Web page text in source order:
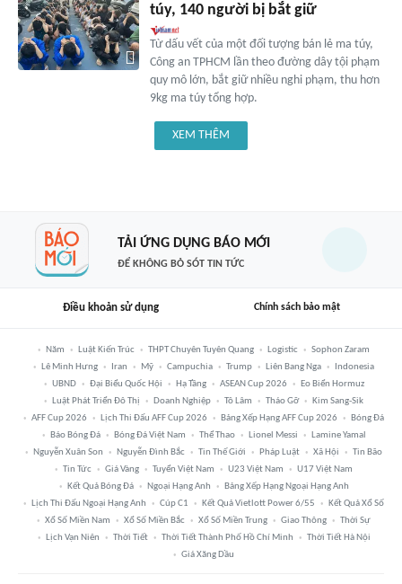
túy, 140 người bị bắt giữ
Từ dấu vết của một đối tượng bán lẻ ma túy,
Công an TPHCM lần theo đường dây tội phạm
quy mô lớn, bắt giữ nhiều nghi phạm, thu hơn
9kg ma túy tổng hợp.
XEM THÊM
TẢI ỨNG DỤNG BÁO MỚI
ĐỂ KHÔNG BỎ SÓT TIN TỨC
Điều khoản sử dụng Chính sách bảo mật
Năm Luật Kiến Trúc THPT Chuyên Tuyên Quang Logistic
Sophon Zaram
Lê Minh Hưng
Iran Mỹ Campuchia Trump Liên Bang Nga
Indonesia
UBND
Đại Biểu Quốc Hội Hạ Tầng ASEAN Cup 2026
Eo Biển Hormuz
Luật Phát Triển Đô Thị
Doanh Nghiệp Tô Lâm Tháo Gỡ
Kim Sang-Sik
AFF Cup 2026
Lịch Thi Đấu AFF Cup 2026 Bảng Xếp Hạng AFF Cup 2026
Bóng Đá
Báo Bóng Đá
Bóng Đá Việt Nam Thể Thao Lionel Messi
Lamine Yamal
Nguyễn Xuân Son
Nguyễn Đình Bắc Tin Thế Giới Pháp Luật Xã Hội
Tin Bão
Tin Tức
Giá Vàng Tuyển Việt Nam U23 Việt Nam
U17 Việt Nam
Kết Quả Bóng Đá
Ngoại Hạng Anh
Bảng Xếp Hạng Ngoại Hạng Anh
Lịch Thi Đấu Ngoại Hạng Anh
Cúp C1 Kết Quả Vietlott Power 6/55
Kết Quả Xổ Số
Xổ Số Miền Nam
Xổ Số Miền Bắc Xổ Số Miền Trung Giao Thông
Thời Sự
Lịch Vạn Niên
Thời Tiết Thời Tiết Thành Phố Hồ Chí Minh
Thời Tiết Hà Nội
Giá Xăng Dầu